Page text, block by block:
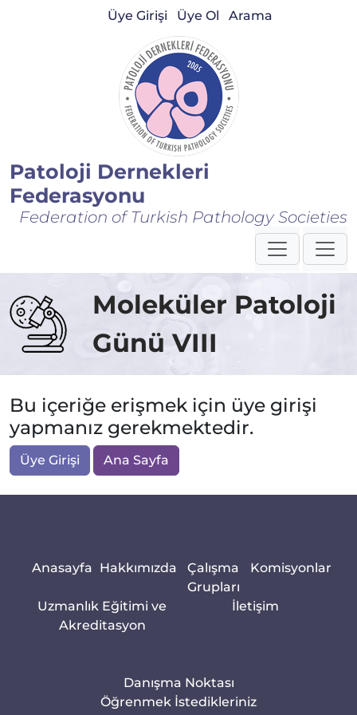
Patoloji Dernekleri
Federasyonu
Federation of Turkish Pathology Societies
Üye Girişi Üye Ol Arama
Moleküler Patoloji
Günü VIII
Bu içeriğe erişmek için üye girişi
yapmanız gerekmektedir.
Üye Girişi Ana Sayfa
Anasayfa Hakkımızda
Çalışma
Grupları
Komisyonlar
Uzmanlık Eğitimi ve
Akreditasyon
İletişim
Danışma Noktası
Öğrenmek İstedikleriniz